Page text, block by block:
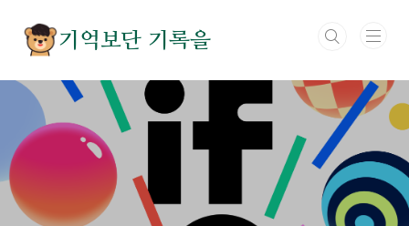
기억보단 기록을